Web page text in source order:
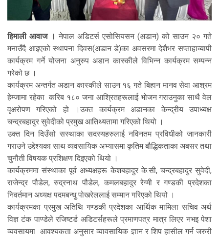
हिमाली आवाज । नेपाल अडिटर्स एसोसियसन (अडान) को साउन २० गते
मनाउँदै आइएको स्थापना दिवस(अडान डे)का अवसरमा देशैभर सप्ताहाव्यापी
कार्यक्रम गर्ने योजना अनुरुप अडान कास्कीले विभिन्न कार्यक्रम सम्पन्न
गरेको छ ।
कार्यक्रम अन्तर्गत अडान कास्कीले साउन १६ गते बिहान मानव सेवा आश्रम
हेम्जामा रहेका करिब १८० जना आश्रितहरूलाई भोजन गराउनुका साथै वेल
वृक्षरोपण गरिएको हो ।उक्त कार्यक्रम अडानका केन्द्रीय उपाध्यक्ष
चन्द्रबहादुर सुवेदीको प्रमुख आतिथ्यतामा गरिएको थियो ।
उक्त दिन दिउँसो सस्थाका सदस्यहरुलाई नविनतम प्रविधीको जानकारी
गराउने उद्देश्यका साथ व्यवसायिक अभ्यासमा कृतिम बौद्धिकताका अबसर तथा
चुनौती विषयक प्रशिक्षण दिइएको थियो ।
कार्यक्रममा संस्थाका पूर्व अध्यक्षहरू केशबहादुर के.सी, चन्द्रबहादुर सुवेदी,
राजेन्द्र पौडेल, रुद्रनाथ पौडेल, कमलबहादुर रेग्मी र गण्डकी प्रदेशका
निवर्तमान अध्यक्ष पदमबन्धुु पोखरेललाई सम्मान गरिएको थियो ।
कार्यक्रमका प्रमुख अतिथि गण्डकी प्रदेशका आर्थिक मामिला सचिव अर्थ
विज्ञ टंक पाण्डेले रजिष्टर्ड अडिटर्सहरूले प्रमाणपत्र मात्र लिएर नभइ पेशा
व्यवसायमा आवश्यकता अनुसार व्यावसायिक ज्ञान र शिप हासील गर्न जरुरी